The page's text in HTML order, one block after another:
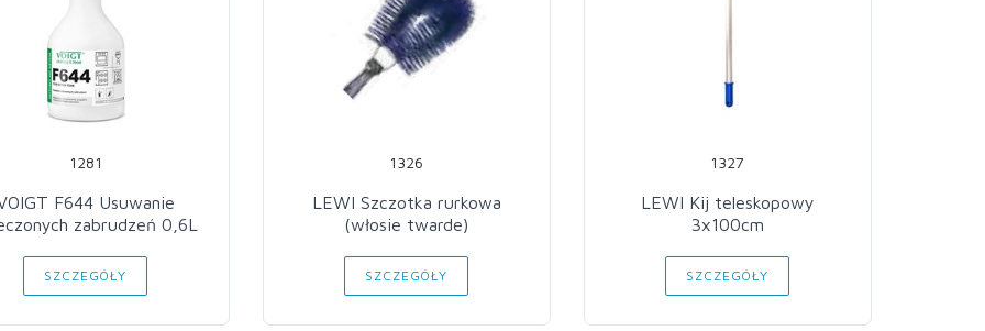
1281
F644 Usuwanie
zabrudzeń 0,6L
SZCZEGÓŁY
1326
LEWI Szczotka rurkowa
(włosie twarde)
SZCZEGÓŁY
1327
LEWI Kij teleskopowy
3x100cm
SZCZEGÓŁY